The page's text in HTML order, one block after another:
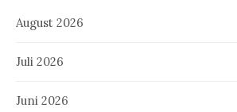
August 2026
Juli 2026
Juni 2026